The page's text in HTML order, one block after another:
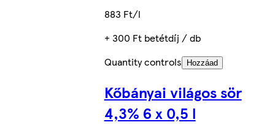
883 Ft/l
+ 300 Ft betétdíj / db
Quantity controls
Hozzáad
Kőbányai világos sör
4,3% 6 x 0,5 l